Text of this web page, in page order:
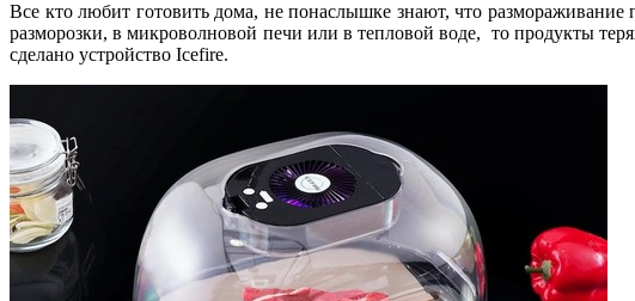
Все кто любит готовить дома, не понаслышке знают, что размораживание
разморозки, в микроволновой печи или в тепловой воде, то продукты
сделано устройство Icefire.